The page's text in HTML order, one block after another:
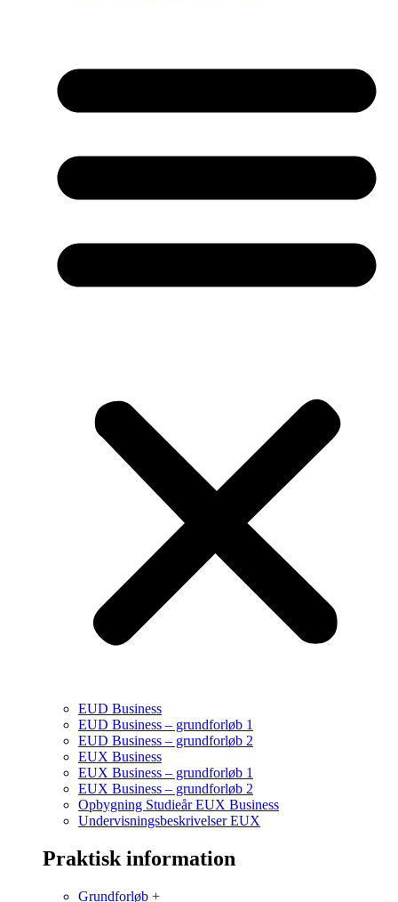
EUD Business
EUD Business – grundforløb 1
EUD Business – grundforløb 2
EUX Business
EUX Business – grundforløb 1
EUX Business – grundforløb 2
Opbygning Studieår EUX Business
Undervisningsbeskrivelser EUX
Praktisk information
Grundforløb +